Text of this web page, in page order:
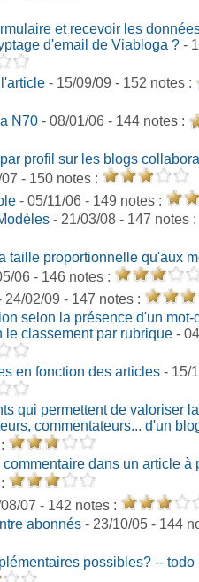
et recevoir les
d'email de Viabloga ? -
- 15/09/09 - 152 notes :
N70 - 08/01/06 - 144 notes :
profil sur les blogs
- 150 notes :
- 05/11/06 - 149 notes :
- 21/03/08 - 147 notes :
taille proportionnelle qu'aux
06 - 146 notes :
24/02/09 - 147 notes :
selon la présence d'un mot-
le classement par rubrique -
en fonction des articles - 15/
qui permettent de valoriser la
commentateurs... d'un
dans un article à
07 - 142 notes :
abonnés - 23/10/05 - 144
possibles? -- todo